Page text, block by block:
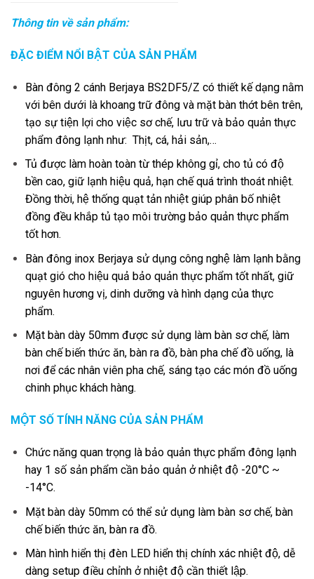
Thông tin về sản phẩm:
ĐẶC ĐIỂM NỔI BẬT CỦA SẢN PHẨM
Bàn đông 2 cánh Berjaya BS2DF5/Z có thiết kế dạng nằm
với bên dưới là khoang trữ đông và mặt bàn thớt bên trên,
tạo sự tiện lợi cho việc sơ chế, lưu trữ và bảo quản thực
phẩm đông lạnh như: Thịt, cá, hải sản,…
Tủ được làm hoàn toàn từ thép không gỉ, cho tủ có độ
bền cao, giữ lạnh hiệu quả, hạn chế quá trình thoát nhiệt.
Đồng thời, hệ thống quạt tản nhiệt giúp phân bố nhiệt
đồng đều khắp tủ tạo môi trường bảo quản thực phẩm
tốt hơn.
Bàn đông inox Berjaya sử dụng công nghệ làm lạnh bằng
quạt gió cho hiệu quả bảo quản thực phẩm tốt nhất, giữ
nguyên hương vị, dinh dưỡng và hình dạng của thực
phẩm.
Mặt bàn dày 50mm được sử dụng làm bàn sơ chế, làm
bàn chế biến thức ăn, bàn ra đồ, bàn pha chế đồ uống, là
nơi để các nhân viên pha chế, sáng tạo các món đồ uống
chinh phục khách hàng.
MỘT SỐ TÍNH NĂNG CỦA SẢN PHẨM
Chức năng quan trọng là bảo quản thực phẩm đông lạnh
hay 1 số sản phẩm cần bảo quản ở nhiệt độ -20°C ~
-14°C.
Mặt bàn dày 50mm có thể sử dụng làm bàn sơ chế, bàn
chế biến thức ăn, bàn ra đồ.
Màn hình hiển thị đèn LED hiển thị chính xác nhiệt độ, dễ
dàng setup điều chỉnh ở nhiệt độ cần thiết lập.